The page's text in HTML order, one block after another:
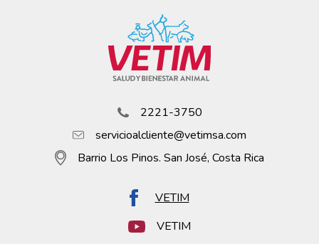
2221-3750
servicioalcliente@vetimsa.com
Barrio Los Pinos. San José, Costa Rica
VETIM
VETIM